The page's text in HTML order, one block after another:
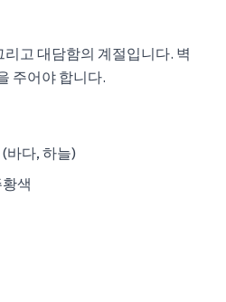
고 대담함의 계절입니다. 벽
주어야 합니다.
바다, 하늘)
색